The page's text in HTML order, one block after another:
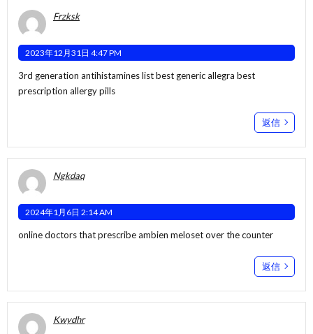
Frzksk
2023年12月31日 4:47 PM
3rd generation antihistamines listbest generic allegra best
prescription allergy pills
返信
Ngkdaq
2024年1月6日 2:14 AM
online doctors that prescribe ambien meloset over the counter
返信
Kwydhr